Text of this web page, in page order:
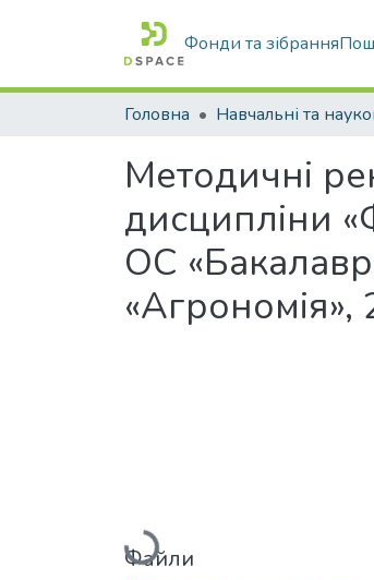
Фонди та зібрання
Головна
Методичні
дисципліни
ОС
«Агрономія»,
Вантажиться...
Файли